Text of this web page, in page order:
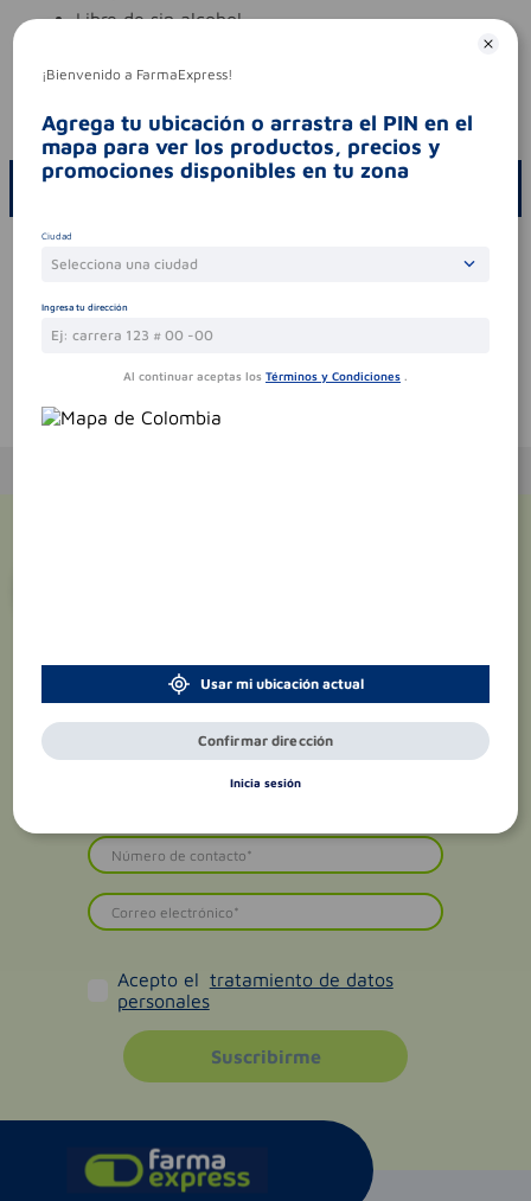
libre de sin alcohol.
Aviso legal
codigo invima nsoc11953-22co
ESCRIBE UN COMENTARIO
Por favor, inicie sesión para escribir un comentario
Te puede interesar
Acepto el tratamiento de datos
personales
Suscribirme
¡Bienvenido a FarmaExpress!
Agrega tu ubicación o arrastra el PIN en el
mapa para ver los productos, precios y
promociones disponibles en tu zona
Ciudad
Selecciona una ciudad
Ingresa tu dirección
Al continuar aceptas los Términos y Condiciones .
Usar mi ubicación actual
Confirmar dirección
Inicia sesión